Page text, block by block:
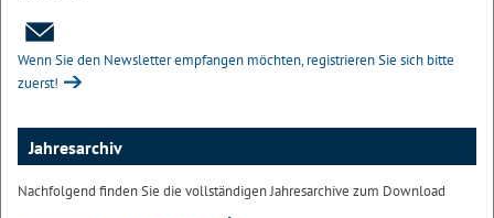
Wenn Sie den Newsletter empfangen möchten, registrieren Sie sich bitte
zuerst!
Jahresarchiv
Nachfolgend finden Sie die vollständigen Jahresarchive zum Download